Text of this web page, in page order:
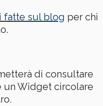
fatte sul blog per chi
di consultare
un Widget circolare